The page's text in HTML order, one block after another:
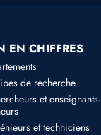
EN CHIFFRES
de recherche
et enseignants-
et techniciens